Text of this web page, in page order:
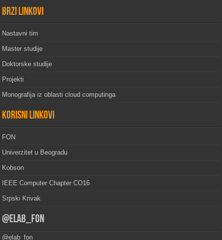
Brzi linkovi
Nastavni tim
Master studije
Doktorske studije
Projekti
Monografija iz oblasti cloud computinga
Korisni linkovi
FON
Univerzitet u Beogradu
Kobson
IEEE Computer Chapter CO16
Srpski Krivak
@elab_fon
@elab_fon